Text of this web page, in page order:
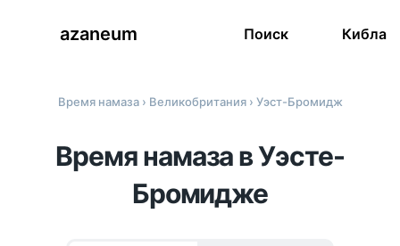
azaneum Поиск Кибла
Время намаза› Великобритания› Уэст-Бромидж
Время намаза в Уэсте-
Бромидже